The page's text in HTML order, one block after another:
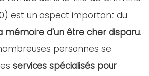
est un aspect important du
mémoire d'un être cher disparu.
personnes se
services spécialisés pour